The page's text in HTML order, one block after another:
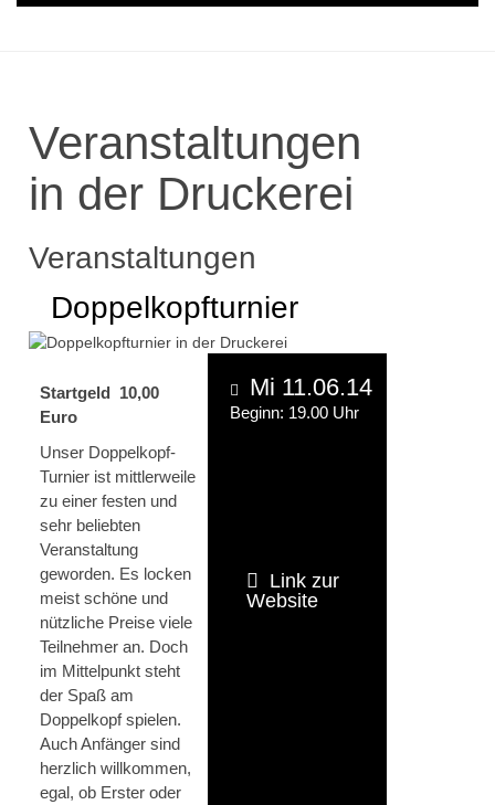
Veranstaltungen
in der Druckerei
Veranstaltungen
Doppelkopfturnier
Startgeld 10,00
Euro
Unser Doppelkopf-
Turnier ist mittlerweile
zu einer festen und
sehr beliebten
Veranstaltung
geworden. Es locken
meist schöne und
nützliche Preise viele
Teilnehmer an. Doch
im Mittelpunkt steht
der Spaß am
Doppelkopf spielen.
Auch Anfänger sind
herzlich willkommen,
egal, ob Erster oder
Mi 11.06.14
Beginn: 19.00 Uhr
Link zur
Website